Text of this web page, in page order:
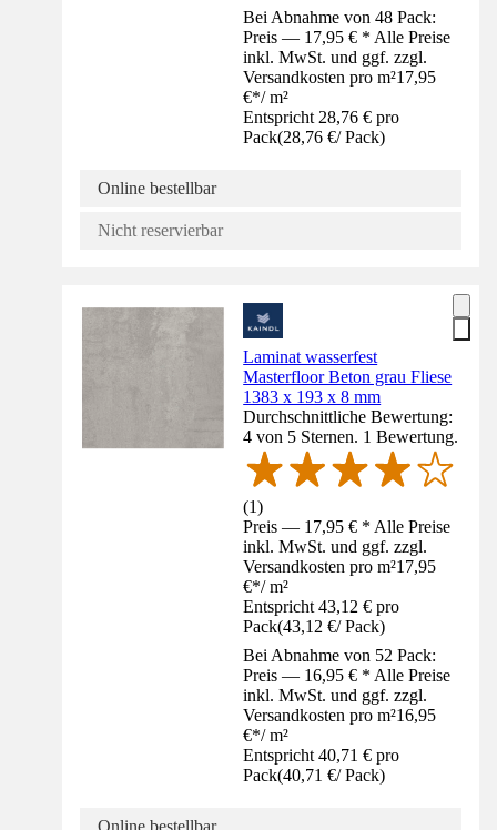
Bei Abnahme von 48 Pack:
Preis — 17,95 € * Alle Preise
inkl. MwSt. und ggf. zzgl.
Versandkosten pro m²17,95
€*/ m²
Entspricht 28,76 € pro
Pack(28,76 €/ Pack)
Online bestellbar
Nicht reservierbar
Laminat wasserfest
Masterfloor Beton grau Fliese
1383 x 193 x 8 mm
Durchschnittliche Bewertung:
4 von 5 Sternen. 1 Bewertung.
(1)
Preis — 17,95 € * Alle Preise
inkl. MwSt. und ggf. zzgl.
Versandkosten pro m²17,95
€*/ m²
Entspricht 43,12 € pro
Pack(43,12 €/ Pack)
Bei Abnahme von 52 Pack:
Preis — 16,95 € * Alle Preise
inkl. MwSt. und ggf. zzgl.
Versandkosten pro m²16,95
€*/ m²
Entspricht 40,71 € pro
Pack(40,71 €/ Pack)